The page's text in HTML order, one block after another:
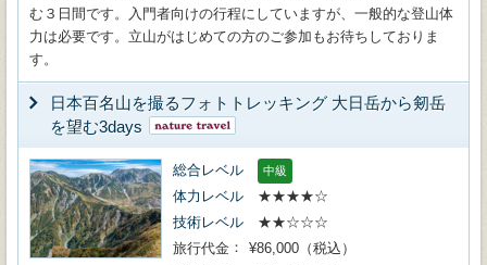
む３日間です。入門者向けの行程にしていますが、一般的な登山体
力は必要です。立山がはじめての方のご参加もお待ちしておりま
す。
日本百名山を撮るフォトトレッキング 大日岳から剱岳
を望む3days
総合レベル 中級
体力レベル
★★★★☆
技術レベル
★★☆☆☆
旅行代金
¥86,000（税込）